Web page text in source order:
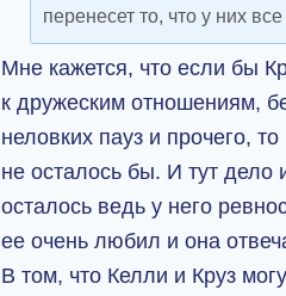
перенесет то, что у них
Мне кажется, что если бы
к дружеским отношениям,
неловких пауз и прочего,
не осталось бы. И тут дело
осталось ведь у него
ее очень любил и она
В том, что Келли и Круз